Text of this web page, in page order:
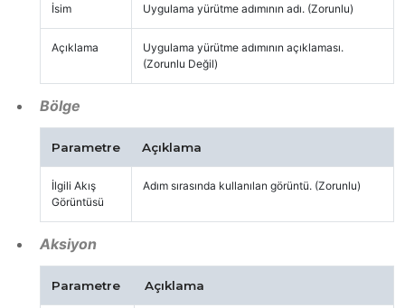
İsim Uygulama yürütme adımının adı. (Zorunlu)
Açıklama
Uygulama yürütme adımının açıklaması.
(Zorunlu Değil)
Bölge
Parametre Açıklama
İlgili Akış
Görüntüsü
Adım sırasında kullanılan görüntü. (Zorunlu)
Aksiyon
Parametre Açıklama